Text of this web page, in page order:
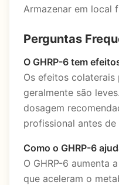
Armazenar em local
Perguntas
O GHRP-6 tem
Os efeitos colaterais
geralmente são
dosagem
profissional antes de
Como o GHRP-6
O GHRP-6 aumenta
que aceleram o